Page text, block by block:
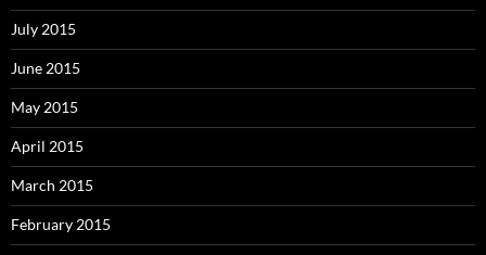
July 2015
June 2015
May 2015
April 2015
March 2015
February 2015